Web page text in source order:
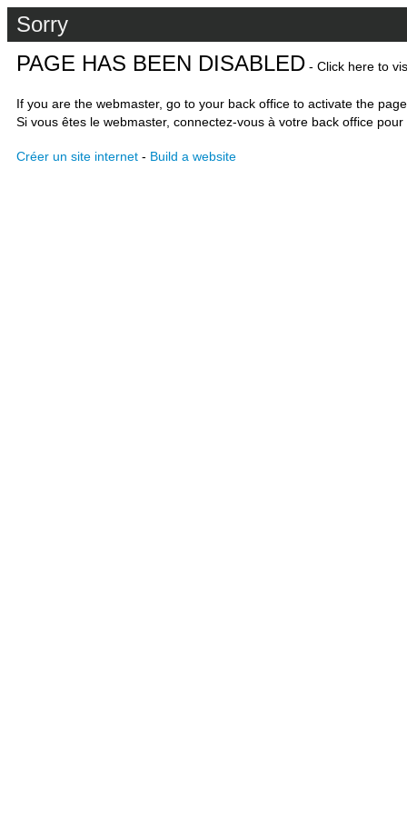
Sorry
PAGE HAS BEEN DISABLED - Click here to
If you are the webmaster, go to your back office to activate the
Si vous êtes le webmaster, connectez-vous à votre back office
Créer un site internet - Build a website